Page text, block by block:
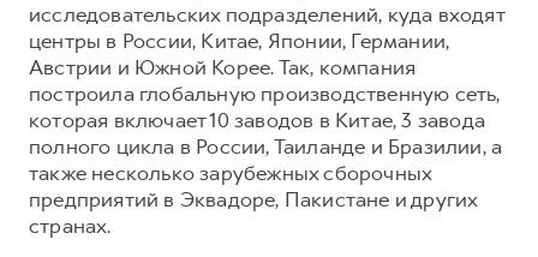
исследовательских подразделений, куда входят
центры в России, Китае, Японии, Германии,
Австрии и Южной Корее. Так, компания
построила глобальную производственную сеть,
которая включает 10 заводов в Китае, 3 завода
полного цикла в России, Таиланде и Бразилии, а
также несколько зарубежных сборочных
предприятий в Эквадоре, Пакистане и других
странах.